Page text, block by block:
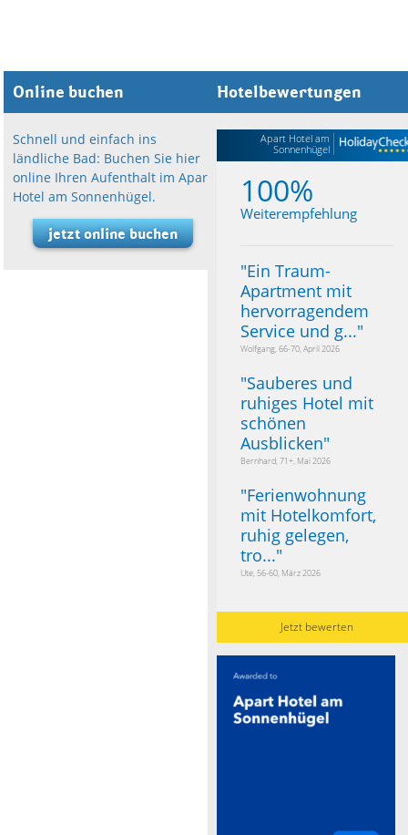
Online buchen
Schnell und einfach ins
ländliche Bad: Buchen Sie hier
online Ihren Aufenthalt im Apart
Hotel am Sonnenhügel.
jetzt online buchen
Hotelbewertungen
Apart Hotel am
Sonnenhügel
100%
Weiterempfehlung
"Ein Traum-
Apartment mit
hervorragendem
Service und g..."
Wolfgang, 66-70, April 2026
"Sauberes und
ruhiges Hotel mit
schönen
Ausblicken"
Bernhard, 71+, Mai 2026
"Ferienwohnung
mit Hotelkomfort,
ruhig gelegen,
tro..."
Ute, 56-60, März 2026
Jetzt bewerten